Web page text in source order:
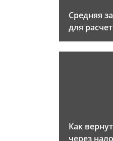
Средняя
для
Как
через